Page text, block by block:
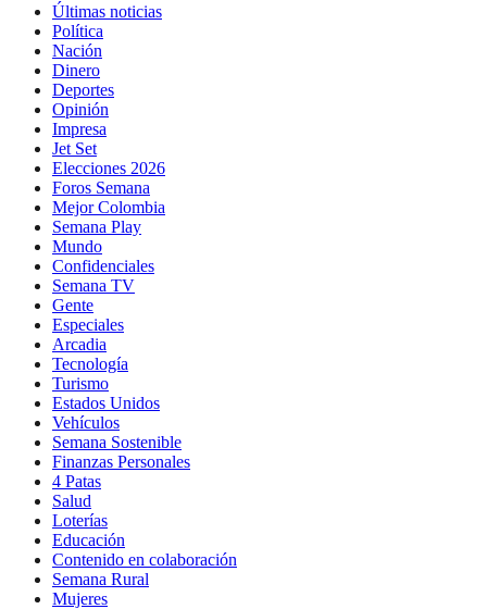
Últimas noticias
Política
Nación
Dinero
Deportes
Opinión
Impresa
Jet Set
Elecciones 2026
Foros Semana
Mejor Colombia
Semana Play
Mundo
Confidenciales
Semana TV
Gente
Especiales
Arcadia
Tecnología
Turismo
Estados Unidos
Vehículos
Semana Sostenible
Finanzas Personales
4 Patas
Salud
Loterías
Educación
Contenido en colaboración
Semana Rural
Mujeres